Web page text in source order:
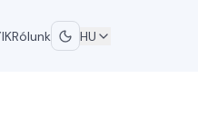
Rólunk HU